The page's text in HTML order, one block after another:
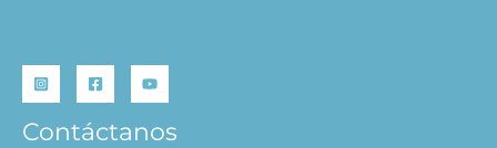
Contáctanos